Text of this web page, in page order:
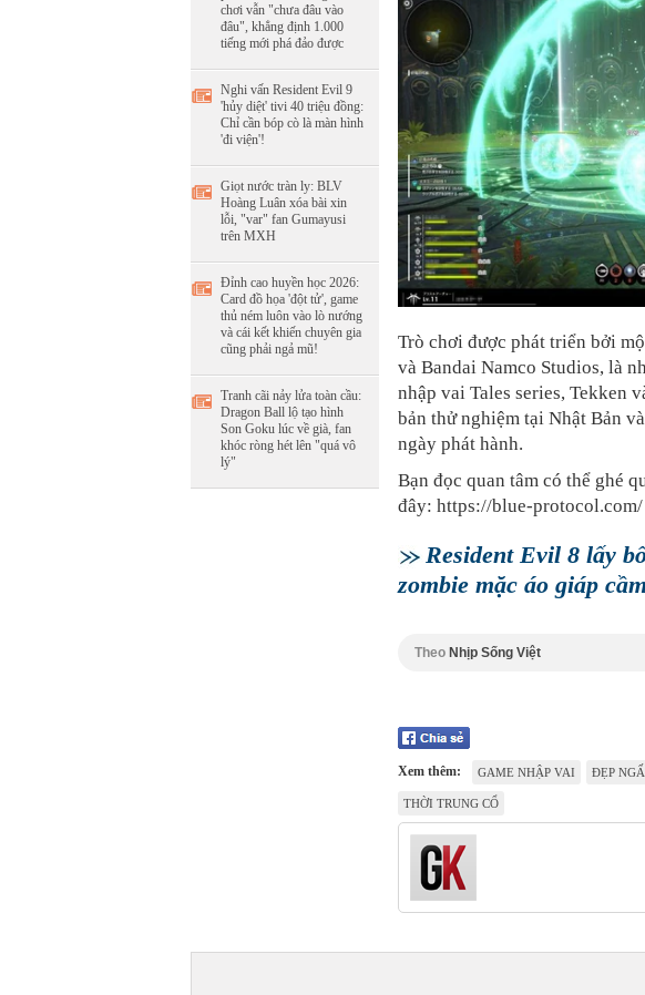
chơi vẫn "chưa đâu vào
đâu", khẳng định 1.000
tiếng mới phá đảo được
Nghi vấn Resident Evil 9
'hủy diệt' tivi 40 triệu đồng:
Chỉ cần bóp cò là màn hình
'đi viện'!
Giọt nước tràn ly: BLV
Hoàng Luân xóa bài xin
lỗi, "var" fan Gumayusi
trên MXH
Đỉnh cao huyền học 2026:
Card đồ họa 'đột tử', game
thủ ném luôn vào lò nướng
và cái kết khiến chuyên gia
cũng phải ngả mũ!
Tranh cãi nảy lửa toàn cầu:
Dragon Ball lộ tạo hình
Son Goku lúc về già, fan
khóc ròng hét lên "quá vô
lý"
Trò chơi được phát triển bởi
và Bandai Namco Studios, là
nhập vai Tales series, Tekken
bản thử nghiệm tại Nhật Bản
ngày phát hành.
Bạn đọc quan tâm có thể ghé
đây: https://blue-protocol.com/
Resident Evil 8 lấy
zombie mặc áo giáp
Theo Nhịp Sống Việt
Xem thêm: GAME NHẬP VAI ĐẸP
THỜI TRUNG CỔ